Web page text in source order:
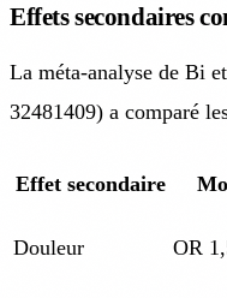
Effets secondaires
La méta-analyse de Bi
32481409) a comparé
Effet secondaire
Douleur OR